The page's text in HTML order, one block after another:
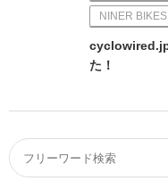
NINER BIKES
cyclowired.jp
た！